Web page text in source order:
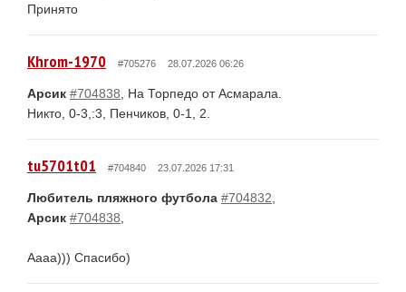
Принято
Khrom-1970 #705276 28.07.2026 06:26
Арсик #704838 , На Торпедо от Асмарала.
Никто, 0-3,:3, Пенчиков, 0-1, 2.
tu5701t01 #704840 23.07.2026 17:31
Любитель пляжного футбола #704832
Арсик #704838
Аааа))) Спасибо)